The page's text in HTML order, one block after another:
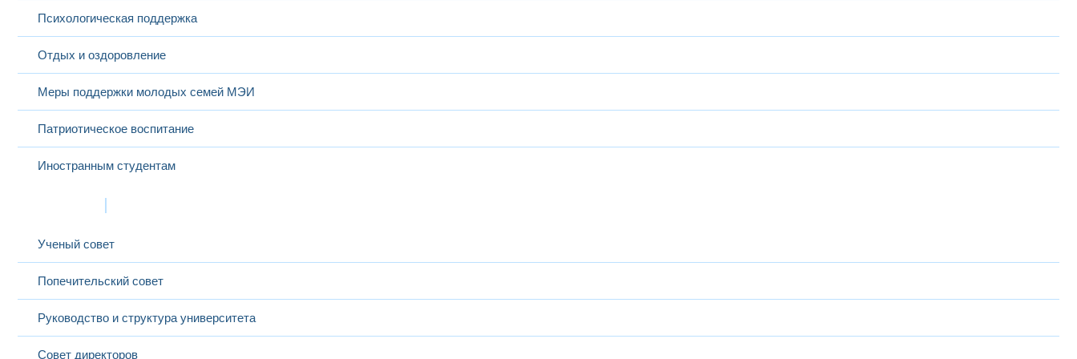
Психологическая поддержка
Отдых и оздоровление
Меры поддержки молодых семей МЭИ
Патриотическое воспитание
Иностранным студентам
Ученый совет
Попечительский совет
Руководство и структура университета
Совет директоров